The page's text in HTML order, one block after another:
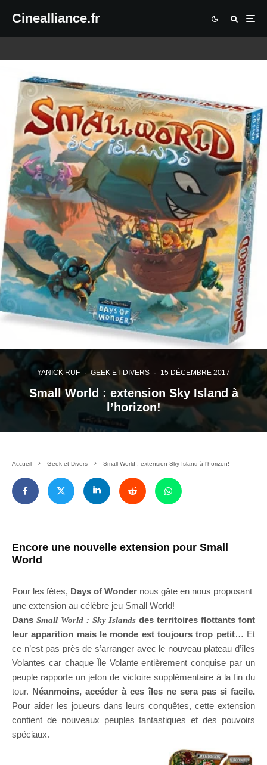
Cinealliance.fr
YANICK RUF · GEEK ET DIVERS · 15 DÉCEMBRE 2017
Small World : extension Sky Island à
l’horizon!
Accueil Geek et Divers Small World : extension Sky Island à l’horizon!
Encore une nouvelle extension pour Small
World
Pour les fêtes, Days of Wonder nous gâte en nous proposant
une extension au célèbre jeu Small World!
Dans Small World : Sky Islands des territoires flottants font
leur apparition mais le monde est toujours trop petit… Et
ce n’est pas près de s’arranger avec le nouveau plateau d’îles
Volantes car chaque Île Volante entièrement conquise par un
peuple rapporte un jeton de victoire supplémentaire à la fin du
tour. Néanmoins, accéder à ces îles ne sera pas si facile.
Pour aider les joueurs dans leurs conquêtes, cette extension
contient de nouveaux peuples fantastiques et des pouvoirs
spéciaux.